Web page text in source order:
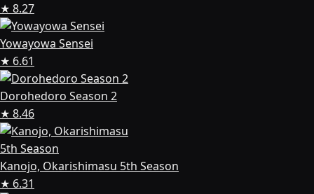
★ 8.27
Yowayowa Sensei
★ 6.61
Dorohedoro Season 2
★ 8.46
Kanojo, Okarishimasu 5th Season
★ 6.31